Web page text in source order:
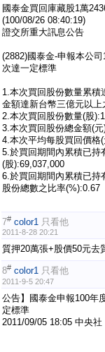
國泰金買回庫藏股1萬
(100/08/26 08:40:19)
證交所重大訊息公告
(2882)國泰金-申報本公
次達一定標準
1.本次買回股份數量累
金額達新台幣三億元以
2.本次買回股份數量(股
3.本次買回股份總金額(
4.本次平均每股買回價格
5.於買回期間內累積已持
(股):69,037,000
6.於買回期間內累積已持
股份總數之比率(%):0.67
7# color1 只看他
2011-8-28 20:21
質押20萬張+股價50元去
8# color1 只看他
2011-9-5 20:47
公告】國泰金申報100年
定標準
2011/09/05 18:05 中央社